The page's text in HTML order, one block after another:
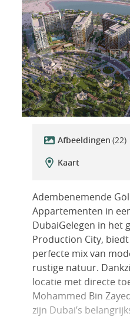
Afbeeldingen (22)
Kaart
Adembenemende
Appartementen in
DubaiGelegen in het
Production City,
perfecte mix van
rustige natuur.
locatie met directe
Mohammed Bin
zijn Dubai’s